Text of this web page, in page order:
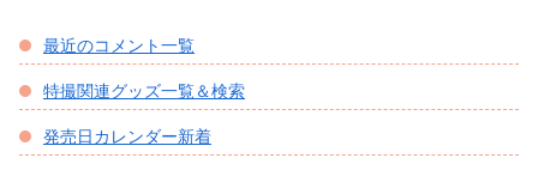
最近のコメント一覧
特撮関連グッズ一覧＆検索
発売日カレンダー新着